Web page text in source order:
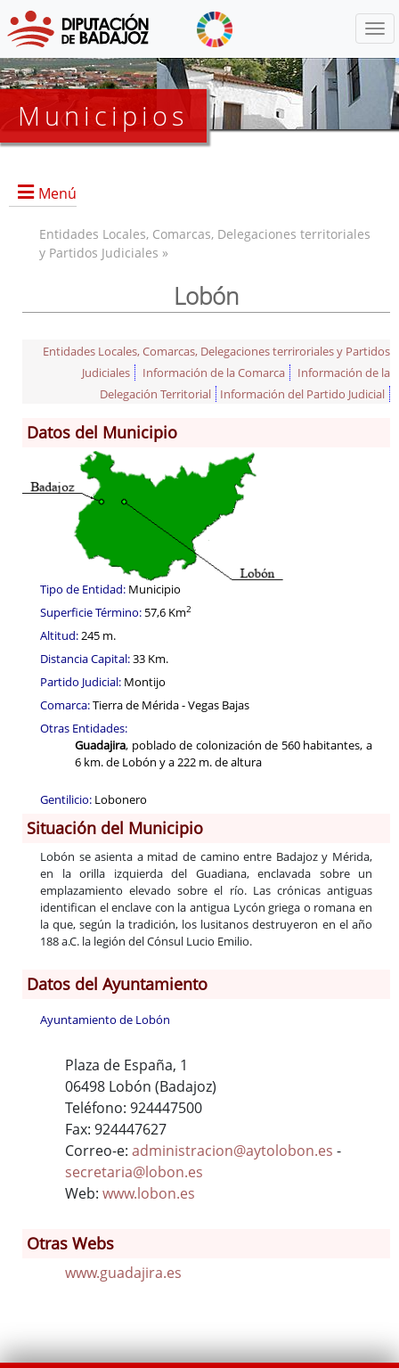
Municipios
Menú
Información General
Historia
Monumentos
Gastronomía
Turismo
Población
Corporación
Correo-e gratis
Entidades Locales, Comarcas, Delegaciones territoriales
y Partidos Judiciales »
Lobón
Entidades Locales, Comarcas, Delegaciones terriroriales y Partidos
Judiciales
Información de la Comarca
Información de la
Delegación Territorial
Información del Partido Judicial
Datos del Municipio
Tipo de Entidad: Municipio
Superficie Término: 57,6 Km2
Altitud:245 m.
Distancia Capital:33 Km.
Partido Judicial: Montijo
Comarca:Tierra de Mérida - Vegas Bajas
Otras Entidades:
Guadajira, poblado de colonización de 560 habitantes, a
6 km. de Lobón y a 222 m. de altura
Gentilicio: Lobonero
Situación del Municipio
Lobón se asienta a mitad de camino entre Badajoz y Mérida,
en la orilla izquierda del Guadiana, enclavada sobre un
emplazamiento elevado sobre el río. Las crónicas antiguas
identifican el enclave con la antigua Lycón griega o romana en
la que, según la tradición, los lusitanos destruyeron en el año
188 a.C. la legión del Cónsul Lucio Emilio.
Datos del Ayuntamiento
Ayuntamiento de Lobón
Plaza de España, 1
06498 Lobón (Badajoz)
Teléfono: 924447500
Fax: 924447627
Correo-e: administracion@aytolobon.es -
secretaria@lobon.es
Web: www.lobon.es
Otras Webs
www.guadajira.es